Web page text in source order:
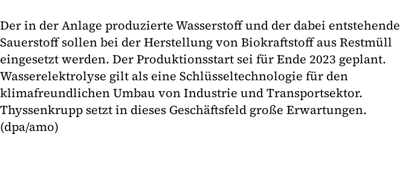
Der in der Anlage produzierte Wasserstoff und der dabei entstehende
Sauerstoff sollen bei der Herstellung von Biokraftstoff aus Restmüll
eingesetzt werden. Der Produktionsstart sei für Ende 2023 geplant.
Wasserelektrolyse gilt als eine Schlüsseltechnologie für den
klimafreundlichen Umbau von Industrie und Transportsektor.
Thyssenkrupp setzt in dieses Geschäftsfeld große Erwartungen.
(dpa/amo)